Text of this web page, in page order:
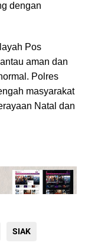
dengan
Pos
aman dan
Polres
masyarakat
Natal dan
SIAK